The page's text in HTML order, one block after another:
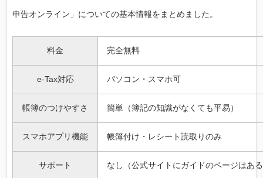
申告オンライン」についての基本情報をまとめました。
料金 完全無料
e-Tax対応 パソコン・スマホ可
帳簿のつけやすさ 簡単（簿記の知識がなくても平易）
スマホアプリ機能 帳簿付け・レシート読取りのみ
サポート なし（公式サイトにガイドのページはあ